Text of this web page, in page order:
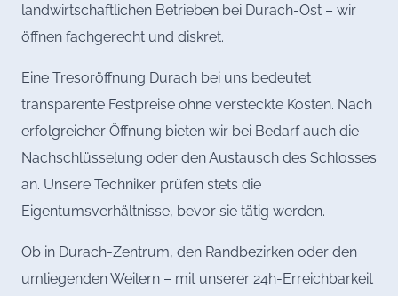
landwirtschaftlichen Betrieben bei Durach-Ost – wir
öffnen fachgerecht und diskret.
Eine Tresoröffnung Durach bei uns bedeutet
transparente Festpreise ohne versteckte Kosten. Nach
erfolgreicher Öffnung bieten wir bei Bedarf auch die
Nachschlüsselung oder den Austausch des Schlosses
an. Unsere Techniker prüfen stets die
Eigentumsverhältnisse, bevor sie tätig werden.
Ob in Durach-Zentrum, den Randbezirken oder den
umliegenden Weilern – mit unserer 24h-Erreichbarkeit